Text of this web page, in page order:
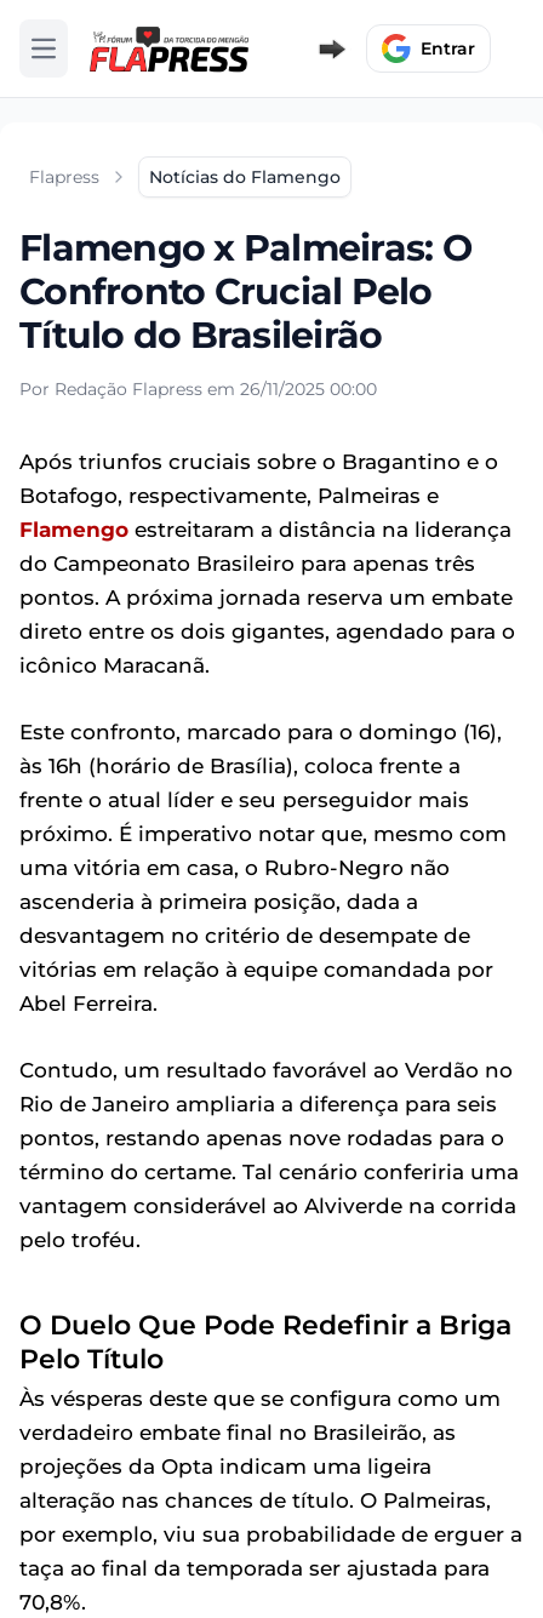
Abrir menu Entrar
Flapress Notícias do Flamengo
Flamengo x Palmeiras: O
Confronto Crucial Pelo
Título do Brasileirão
Por Redação Flapress em 26/11/2025 00:00
Após triunfos cruciais sobre o Bragantino e o
Botafogo, respectivamente, Palmeiras e
Flamengo estreitaram a distância na liderança
do Campeonato Brasileiro para apenas três
pontos. A próxima jornada reserva um embate
direto entre os dois gigantes, agendado para o
icônico Maracanã.
Este confronto, marcado para o domingo (16),
às 16h (horário de Brasília), coloca frente a
frente o atual líder e seu perseguidor mais
próximo. É imperativo notar que, mesmo com
uma vitória em casa, o Rubro-Negro não
ascenderia à primeira posição, dada a
desvantagem no critério de desempate de
vitórias em relação à equipe comandada por
Abel Ferreira.
Contudo, um resultado favorável ao Verdão no
Rio de Janeiro ampliaria a diferença para seis
pontos, restando apenas nove rodadas para o
término do certame. Tal cenário conferiria uma
vantagem considerável ao Alviverde na corrida
pelo troféu.
O Duelo Que Pode Redefinir a Briga
Pelo Título
Às vésperas deste que se configura como um
verdadeiro embate final no Brasileirão, as
projeções da Opta indicam uma ligeira
alteração nas chances de título. O Palmeiras,
por exemplo, viu sua probabilidade de erguer a
taça ao final da temporada ser ajustada para
70,8%.